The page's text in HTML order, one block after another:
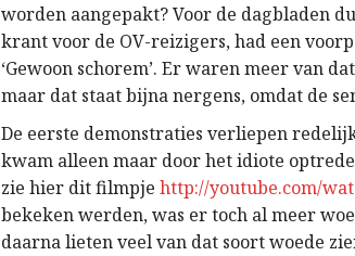
worden aangepakt? Voor de dagbladen
krant voor de OV-reizigers, had een
‘Gewoon schorem’. Er waren meer van
maar dat staat bijna nergens, omdat de
De eerste demonstraties verliepen
kwam alleen maar door het idiote
zie hier dit filmpjehttp://youtube.com/
bekeken werden, was er toch al meer
daarna lieten veel van dat soort woede